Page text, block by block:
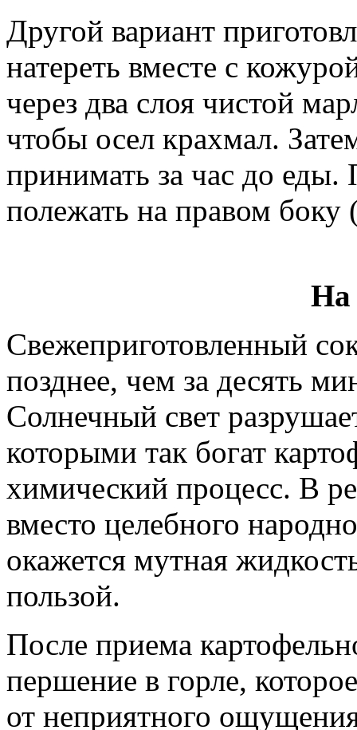
Другой вариант
натереть вместе с
через два слоя чистой
чтобы осел крахмал.
принимать за час до еды.
полежать на правом боку
На
Свежеприготовленный
позднее, чем за десять
Солнечный свет
которыми так богат
химический процесс. В
вместо целебного
окажется мутная
пользой.
После приема
першение в горле,
от неприятного